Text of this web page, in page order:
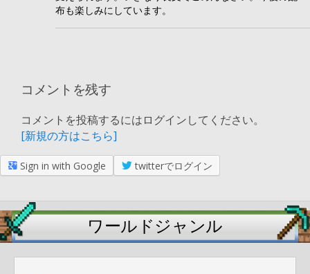
布も楽しみにしています。
コメントを残す
コメントを投稿するにはログインしてください。
[新規の方はこちら]
Sign in with Google twitterでログイン
ワールドジャンル